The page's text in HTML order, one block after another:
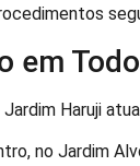
em
Haruji
no Jardim